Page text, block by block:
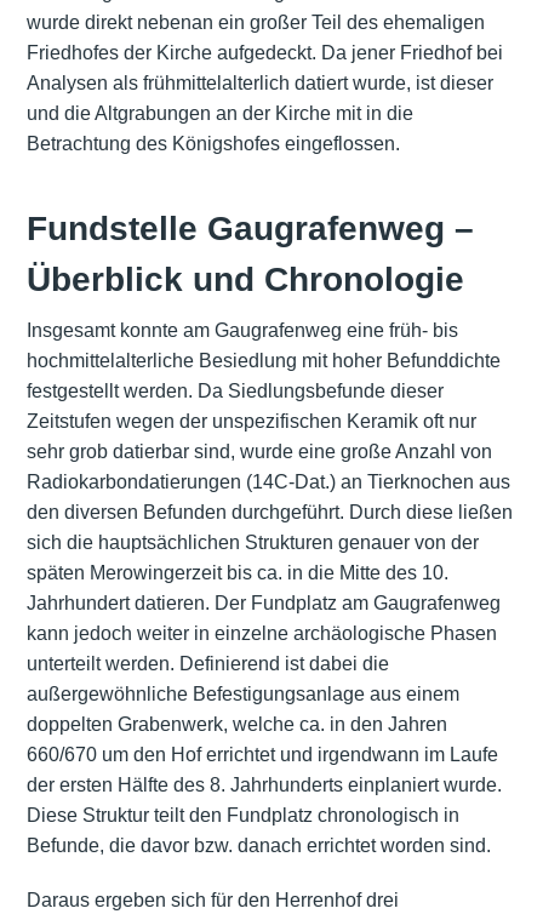
wurde direkt nebenan ein großer Teil des ehemaligen
Friedhofesder Kirche aufgedeckt. Da jener Friedhof bei
Analysen als frühmittelalterlich datiert wurde, ist dieser
und die Altgrabungen an der Kirche mit in die
Betrachtung des Königshofes eingeflossen.
Fundstelle Gaugrafenweg –
Überblick und Chronologie
Insgesamt konnte am Gaugrafenweg eine früh- bis
hochmittelalterliche Besiedlung mit hoher Befunddichte
festgestellt werden. Da Siedlungsbefunde dieser
Zeitstufen wegen der unspezifischen Keramik oft nur
sehr grob datierbar sind, wurde eine große Anzahl von
Radiokarbondatierungen (14C-Dat.) an Tierknochen aus
den diversen Befunden durchgeführt. Durch diese ließen
sich die hauptsächlichen Strukturen genauer von der
späten Merowingerzeit bis ca. in die Mitte des 10.
Jahrhundert datieren. Der Fundplatz am Gaugrafenweg
kann jedoch weiter in einzelne archäologische Phasen
unterteilt werden. Definierend ist dabei die
außergewöhnliche Befestigungsanlage aus einem
doppelten Grabenwerk, welche ca. in den Jahren
660/670 um den Hof errichtet und irgendwann im Laufe
der ersten Hälfte des 8. Jahrhunderts einplaniert wurde.
Diese Struktur teilt den Fundplatz chronologisch in
Befunde, die davor bzw. danach errichtet worden sind.
Daraus ergeben sich für den Herrenhof drei